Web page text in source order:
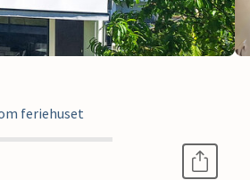
feriehuset